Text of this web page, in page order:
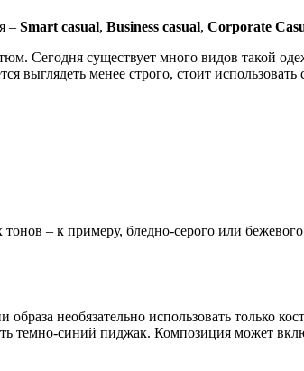
– Smart casual, Business casual, Corporate
Сегодня существует много видов такой
выглядеть менее строго, стоит
– к примеру, бледно-серого или
необязательно использовать только
темно-синий пиджак. Композиция может